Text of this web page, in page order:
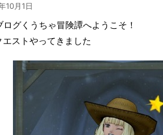
10月1日
ログくうちゃ冒険譚へようこそ！
ストやってきました